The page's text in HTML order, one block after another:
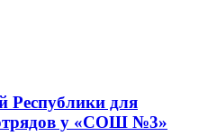
Республики для
у «СОШ №3»